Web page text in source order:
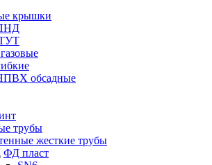
крышки
обсадные
трубы
жесткие трубы
ФД пласт